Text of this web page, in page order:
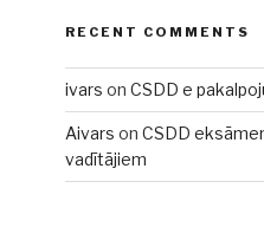
RECENT COMMENTS
ivars on CSDD e
Aivars on CSDD
vadītājiem